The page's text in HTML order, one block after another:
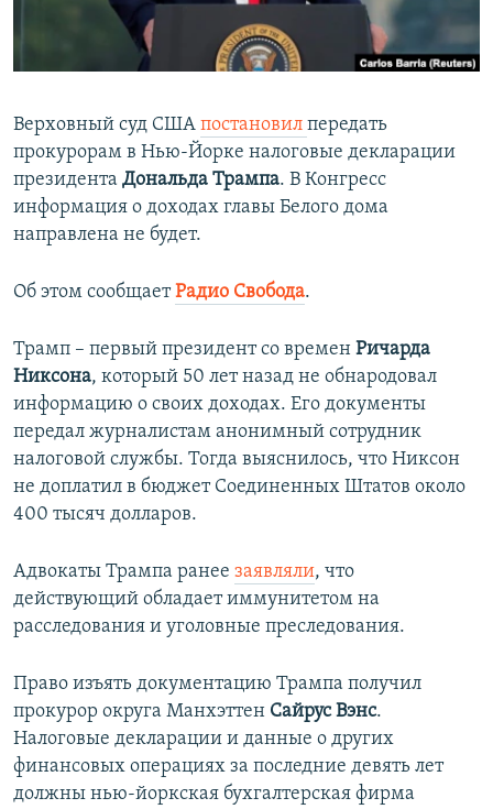
ПОБЕДИТЕЛЕЙ НЕ СУДЯТ?
КРЫМ.НЕПОКОРЕННЫЙ
УКРАИНСКАЯ ПРОБЛЕМА КРЫМА
ПРИСОЕДИНЯЙТЕСЬ!
Все сайты RFE/RL
Верховный суд США постановил передать
прокурорам в Нью-Йорке налоговые декларации
президента Дональда Трампа. В Конгресс
информация о доходах главы Белого дома
направлена не будет.​
Об этом сообщаетРадио Свобода.
Трамп – первый президент со времен Ричарда
Никсона, который 50 лет назад не обнародовал
информацию о своих доходах. Его документы
передал журналистам анонимный сотрудник
налоговой службы. Тогда выяснилось, что Никсон
не доплатил в бюджет Соединенных Штатов около
400 тысяч долларов.
Адвокаты Трампа ранее заявляли, что
действующий обладает иммунитетом на
расследования и уголовные преследования.
Право изъять документацию Трампа получил
прокурор округа Манхэттен Сайрус Вэнс.
Налоговые декларации и данные о других
финансовых операциях за последние девять лет
должны нью-йоркская бухгалтерская фирма